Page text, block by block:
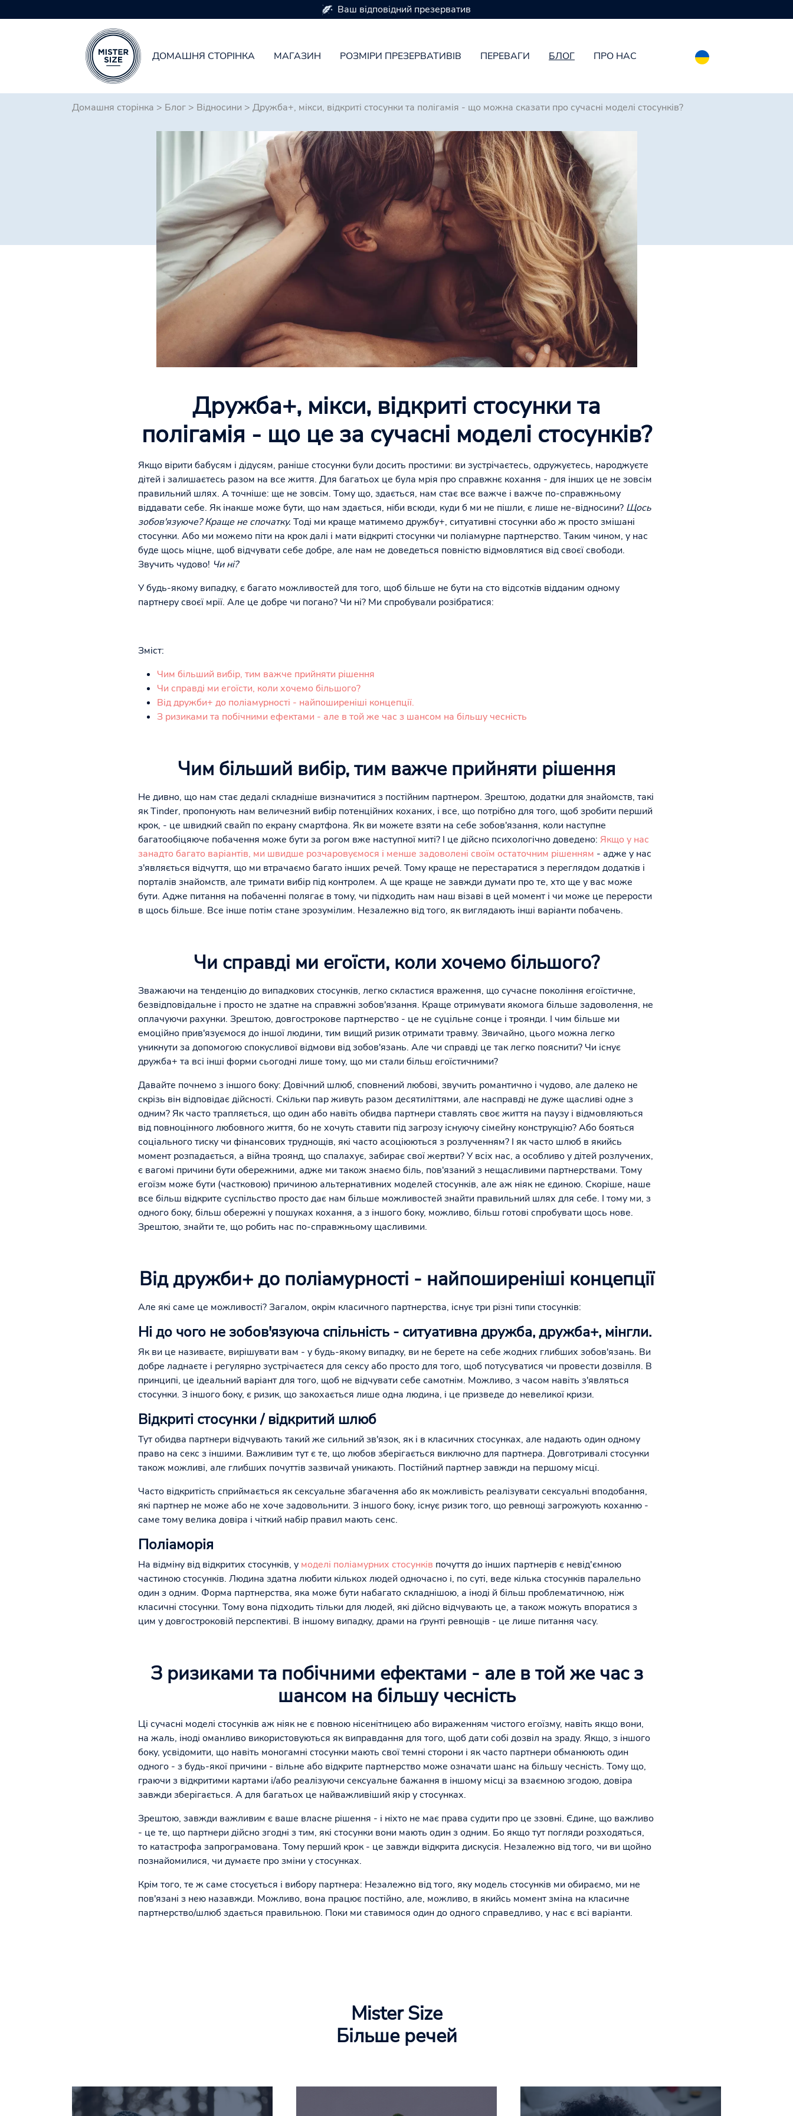
ДОМАШНЯ СТОРІНКА МАГАЗИН РОЗМІРИ ПРЕЗЕРВАТИВІВ ПЕРЕВАГИ БЛОГ ПРО НАС
Презервативи доступні в 7 розмірах
Домашня сторінка > Блог > Відносини > Дружба+, мікси, відкриті стосунки та полігамія - що можна сказати про сучасні моделі стосунків?
Дружба+, мікси, відкриті стосунки та
полігамія - що це за сучасні моделі стосунків?
Якщо вірити бабусям і дідусям, раніше стосунки були досить простими: ви зустрічаєтесь, одружуєтесь, народжуєте
дітей і залишаєтесь разом на все життя. Для багатьох це була мрія про справжнє кохання - для інших це не зовсім
правильний шлях. А точніше: ще не зовсім. Тому що, здається, нам стає все важче і важче по-справжньому
віддавати себе. Як інакше може бути, що нам здається, ніби всюди, куди б ми не пішли, є лише не-відносини? Щось
зобов'язуюче? Краще не спочатку. Тоді ми краще матимемо дружбу+, ситуативні стосунки або ж просто змішані
стосунки. Або ми можемо піти на крок далі і мати відкриті стосунки чи поліамурне партнерство. Таким чином, у нас
буде щось міцне, щоб відчувати себе добре, але нам не доведеться повністю відмовлятися від своєї свободи.
Звучить чудово! Чи ні?
У будь-якому випадку, є багато можливостей для того, щоб більше не бути на сто відсотків відданим одному
партнеру своєї мрії. Але це добре чи погано? Чи ні? Ми спробували розібратися:
Зміст:
Чим більший вибір, тим важче прийняти рішення
Чи справді ми егоїсти, коли хочемо більшого?
Від дружби+ до поліамурності - найпоширеніші концепції.
З ризиками та побічними ефектами - але в той же час з шансом на більшу чесність
Чим більший вибір, тим важче прийняти рішення
Не дивно, що нам стає дедалі складніше визначитися з постійним партнером. Зрештою, додатки для знайомств, такі
як Tinder, пропонують нам величезний вибір потенційних коханих, і все, що потрібно для того, щоб зробити перший
крок, - це швидкий свайп по екрану смартфона. Як ви можете взяти на себе зобов'язання, коли наступне
багатообіцяюче побачення може бути за рогом вже наступної миті? І це дійсно психологічно доведено: Якщо у нас
занадто багато варіантів, ми швидше розчаровуємося і менше задоволені своїм остаточним рішенням - адже у нас
з'являється відчуття, що ми втрачаємо багато інших речей. Тому краще не перестаратися з переглядом додатків і
порталів знайомств, але тримати вибір під контролем. А ще краще не завжди думати про те, хто ще у вас може
бути. Адже питання на побаченні полягає в тому, чи підходить нам наш візаві в цей момент і чи може це перерости
в щось більше. Все інше потім стане зрозумілим. Незалежно від того, як виглядають інші варіанти побачень.
Чи справді ми егоїсти, коли хочемо більшого?
Зважаючи на тенденцію до випадкових стосунків, легко скластися враження, що сучасне покоління егоїстичне,
безвідповідальне і просто не здатне на справжні зобов'язання. Краще отримувати якомога більше задоволення, не
оплачуючи рахунки. Зрештою, довгострокове партнерство - це не суцільне сонце і троянди. І чим більше ми
емоційно прив'язуємося до іншої людини, тим вищий ризик отримати травму. Звичайно, цього можна легко
уникнути за допомогою спокусливої відмови від зобов'язань. Але чи справді це так легко пояснити? Чи існує
дружба+ та всі інші форми сьогодні лише тому, що ми стали більш егоїстичними?
Давайте почнемо з іншого боку: Довічний шлюб, сповнений любові, звучить романтично і чудово, але далеко не
скрізь він відповідає дійсності. Скільки пар живуть разом десятиліттями, але насправді не дуже щасливі одне з
одним? Як часто трапляється, що один або навіть обидва партнери ставлять своє життя на паузу і відмовляються
від повноцінного любовного життя, бо не хочуть ставити під загрозу існуючу сімейну конструкцію? Або бояться
соціального тиску чи фінансових труднощів, які часто асоціюються з розлученням? І як часто шлюб в якийсь
момент розпадається, а війна троянд, що спалахує, забирає свої жертви? У всіх нас, а особливо у дітей розлучених,
є вагомі причини бути обережними, адже ми також знаємо біль, пов'язаний з нещасливими партнерствами. Тому
егоїзм може бути (частковою) причиною альтернативних моделей стосунків, але аж ніяк не єдиною. Скоріше, наше
все більш відкрите суспільство просто дає нам більше можливостей знайти правильний шлях для себе. І тому ми, з
одного боку, більш обережні у пошуках кохання, а з іншого боку, можливо, більш готові спробувати щось нове.
Зрештою, знайти те, що робить нас по-справжньому щасливими.
Від дружби+ до поліамурності - найпоширеніші концепції
Але які саме це можливості? Загалом, окрім класичного партнерства, існує три різні типи стосунків:
Ні до чого не зобов'язуюча спільність - ситуативна дружба, дружба+, мінгли.
Як ви це називаєте, вирішувати вам - у будь-якому випадку, ви не берете на себе жодних глибших зобов'язань. Ви
добре ладнаєте і регулярно зустрічаєтеся для сексу або просто для того, щоб потусуватися чи провести дозвілля. В
принципі, це ідеальний варіант для того, щоб не відчувати себе самотнім. Можливо, з часом навіть з'являться
стосунки. З іншого боку, є ризик, що закохається лише одна людина, і це призведе до невеликої кризи.
Відкриті стосунки / відкритий шлюб
Тут обидва партнери відчувають такий же сильний зв'язок, як і в класичних стосунках, але надають один одному
право на секс з іншими. Важливим тут є те, що любов зберігається виключно для партнера. Довготривалі стосунки
також можливі, але глибших почуттів зазвичай уникають. Постійний партнер завжди на першому місці.
Часто відкритість сприймається як сексуальне збагачення або як можливість реалізувати сексуальні вподобання,
які партнер не може або не хоче задовольнити. З іншого боку, існує ризик того, що ревнощі загрожують коханню -
саме тому велика довіра і чіткий набір правил мають сенс.
Поліаморія
На відміну від відкритих стосунків, у моделі поліамурних стосунків почуття до інших партнерів є невід'ємною
частиною стосунків. Людина здатна любити кількох людей одночасно і, по суті, веде кілька стосунків паралельно
один з одним. Форма партнерства, яка може бути набагато складнішою, а іноді й більш проблематичною, ніж
класичні стосунки. Тому вона підходить тільки для людей, які дійсно відчувають це, а також можуть впоратися з
цим у довгостроковій перспективі. В іншому випадку, драми на ґрунті ревнощів - це лише питання часу.
З ризиками та побічними ефектами - але в той же час з
шансом на більшу чесність
Ці сучасні моделі стосунків аж ніяк не є повною нісенітницею або вираженням чистого егоїзму, навіть якщо вони,
на жаль, іноді оманливо використовуються як виправдання для того, щоб дати собі дозвіл на зраду. Якщо, з іншого
боку, усвідомити, що навіть моногамні стосунки мають свої темні сторони і як часто партнери обманюють один
одного - з будь-якої причини - вільне або відкрите партнерство може означати шанс на більшу чесність. Тому що,
граючи з відкритими картами і/або реалізуючи сексуальне бажання в іншому місці за взаємною згодою, довіра
завжди зберігається. А для багатьох це найважливіший якір у стосунках.
Зрештою, завжди важливим є ваше власне рішення - і ніхто не має права судити про це ззовні. Єдине, що важливо
- це те, що партнери дійсно згодні з тим, які стосунки вони мають один з одним. Бо якщо тут погляди розходяться,
то катастрофа запрограмована. Тому перший крок - це завжди відкрита дискусія. Незалежно від того, чи ви щойно
познайомилися, чи думаєте про зміни у стосунках.
Крім того, те ж саме стосується і вибору партнера: Незалежно від того, яку модель стосунків ми обираємо, ми не
пов'язані з нею назавжди. Можливо, вона працює постійно, але, можливо, в якийсь момент зміна на класичне
партнерство/шлюб здається правильною. Поки ми ставимося один до одного справедливо, у нас є всі варіанти.
Mister Size
Більше речей